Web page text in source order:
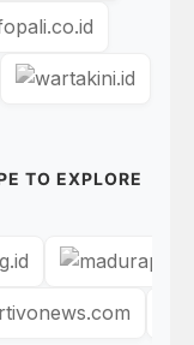
TO EXPLORE